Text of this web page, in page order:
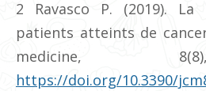
2 Ravasco P. (2019).
patients atteints de
medicine,
https://doi.org/10.3390/